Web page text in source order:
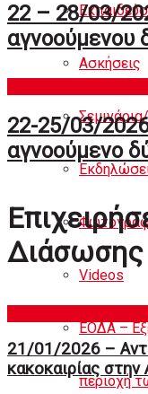
Ασκήσεις
Videos
ΕΟΔΑ –
περιοχή
22 – 28/03/
αγνοούμενου
22-25/03/
αγνοούμενο
Διάσωσης
21/01/2026 –
κακοκαιρίας στην